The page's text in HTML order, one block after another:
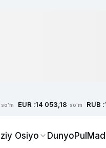
so'm EUR :14 053,18 so'm RUB :
Osiyo DunyoPul